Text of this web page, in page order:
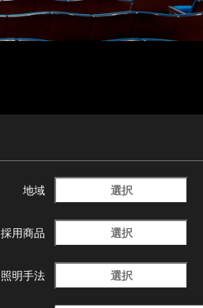
地域 選択
採用商品 選択
照明手法 選択